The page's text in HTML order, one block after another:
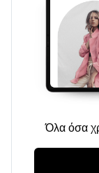
Όλα όσα